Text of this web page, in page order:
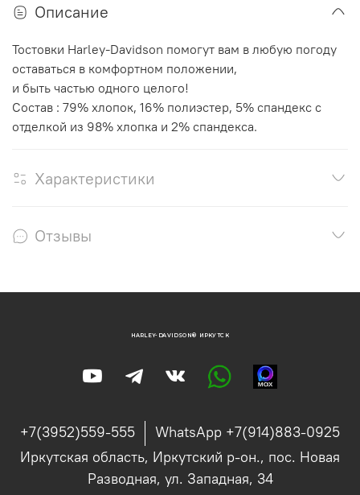
Описание
Тостовки Harley-Davidson помогут вам в любую погоду
оставаться в комфортном положении,
и быть частью одного целого!
Состав : 79% хлопок, 16% полиэстер, 5% спандекс с
отделкой из 98% хлопка и 2% спандекса.
Характеристики
Отзывы
+7(3952)559-555
WhatsApp +7(914)883-0925
Иркутская область, Иркутский р-он., пос. Новая
Разводная, ул. Западная, 34
HARLEY-DAVIDSON® ИРКУТСК